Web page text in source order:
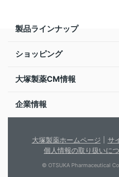
製品ラインナップ
ショッピング
大塚製薬CM情報
企業情報
大塚製薬ホームページ
サ
個人情報の取り扱いに
© OTSUKA Pharmaceutical